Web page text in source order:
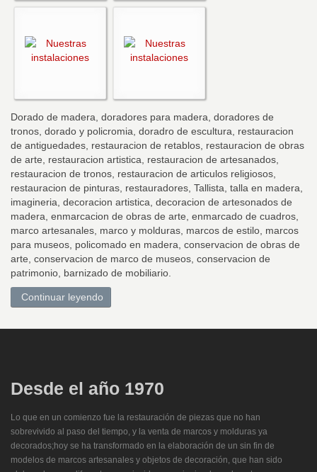
Dorado de madera, doradores para madera, doradores de
tronos, dorado y policromia, doradro de escultura, restauracion
de antiguedades, restauracion de retablos, restauracion de obras
de arte, restauracion artistica, restauracion de artesanados,
restauracion de tronos, restauracion de articulos religiosos,
restauracion de pinturas, restauradores, Tallista, talla en madera,
imagineria, decoracion artistica, decoracion de artesonados de
madera, enmarcacion de obras de arte, enmarcado de cuadros,
marco artesanales, marco y molduras, marcos de estilo, marcos
para museos, policomado en madera, conservacion de obras de
arte, conservacion de marco de museos, conservacion de
patrimonio, barnizado de mobiliario.
Continuar leyendo
Desde el año 1970
Lo que en un comienzo fue la restauración de piezas que no han
sobrevivido al paso del tiempo, y la venta de marcos y molduras ya
decorados;hoy se ha transformado en la elaboración de un sin fin de
modelos de marcos artesanales y objetos de decoración, que han sido